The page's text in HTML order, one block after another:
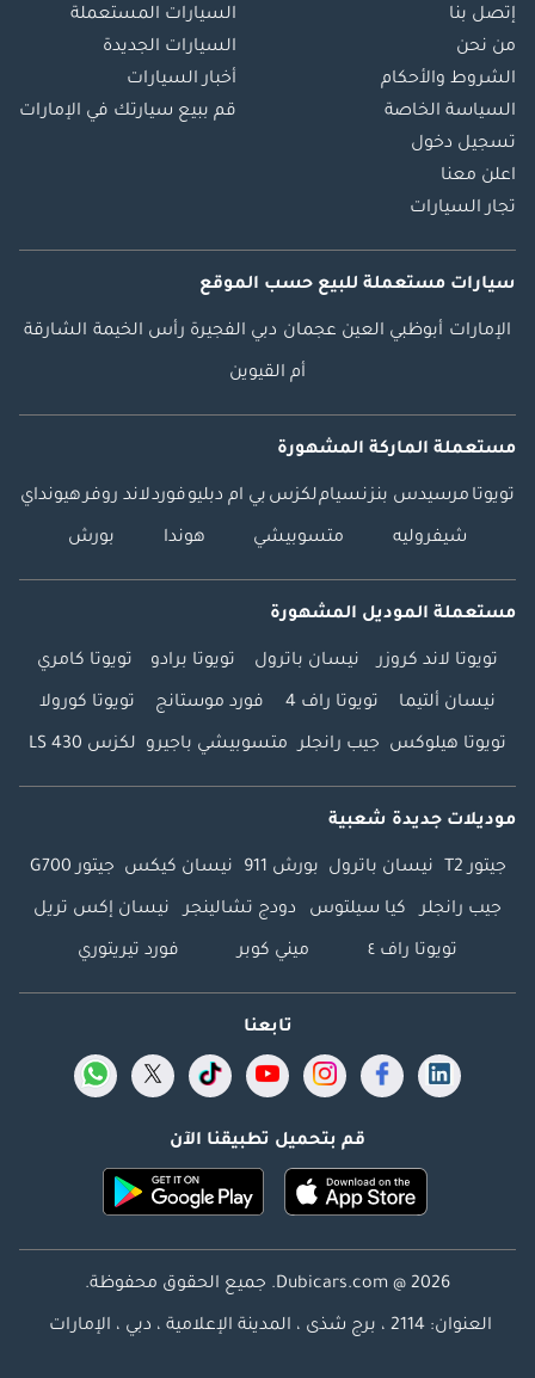
إتصل بنا
من نحن
الشروط والأحكام
السياسة الخاصة
تسجيل دخول
اعلن معنا
تجار السيارات
السيارات المستعملة
السيارات الجديدة
أخبار السيارات
قم ببيع سيارتك في الإمارات
سيارات مستعملة للبيع حسب الموقع
الإمارات أبوظبي العين عجمان دبي الفجيرة رأس الخيمة الشارقة
أم القيوين
مستعملة الماركة المشهورة
تويوتا مرسيدس بنزنسياملكزس بي ام دبليوفوردلاند روفرهيونداي
شيفروليه متسوبيشي هوندا بورش
مستعملة الموديل المشهورة
تويوتا لاند كروزر نيسان باترول تويوتا برادو تويوتا كامري
نيسان ألتيما تويوتا راف 4 فورد موستانج تويوتا كورولا
تويوتا هيلوكس جيب رانجلر متسوبيشي باجيرو لكزس LS 430
موديلات جديدة شعبية
جيتور T2 نيسان باترول بورش 911 نيسان كيكس جيتور G700
جيب رانجلر كيا سيلتوس دودج تشالينجر نيسان إكس تريل
تويوتا راف ٤ ميني كوبر فورد تيريتوري
تابعنا
قم بتحميل تطبيقنا الآن
Dubicars.com @ 2026. جميع الحقوق محفوظة.
العنوان: 2114 ، برج شذى ، المدينة الإعلامية ، دبي ، الإمارات